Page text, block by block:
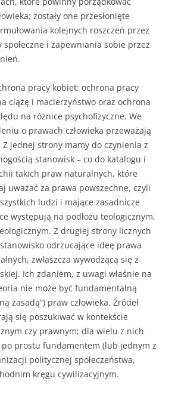
zostały one przesłonięte
kolejnych roszczeń przez
społeczne i zapewniania sobie przez
pracy kobiet: ochrona pracy
ciążę i macierzyństwo oraz ochrona
na różnice psychofizyczne. We
o prawach człowieka przeważają
jednej strony mamy do czynienia z
stanowisk – co do katalogu i
takich praw naturalnych, które
uważać za prawa powszechne, czyli
ludzi i mające zasadnicze
występują na podłożu teologicznym,
Z drugiej strony licznych
odrzucające ideę prawa
zwłaszcza wywodzącą się z
Ich zdaniem, z uwagi właśnie na
nie może być fundamentalną
zasadą”) praw człowieka. Źródeł
się poszukiwać w kontekście
czy prawnym; dla wielu z nich
po prostu fundamentem (lub jednym z
politycznej społeczeństwa,
kręgu cywilizacyjnym.